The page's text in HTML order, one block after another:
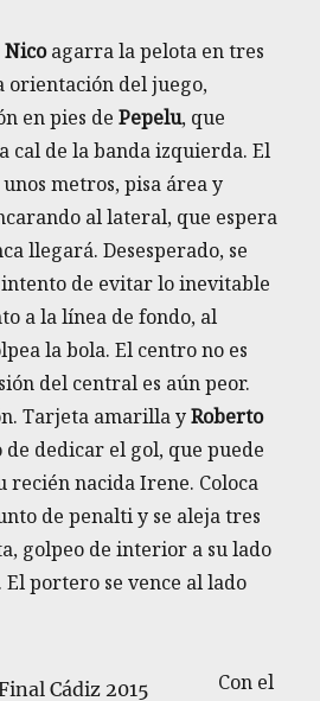
Nicoagarra la pelota en tres
orientación del juego,
en pies dePepelu, que
cal de la banda izquierda. El
metros, pisa área y
al lateral, que espera
llegará. Desesperado, se
de evitar lo inevitable
a la línea de fondo, al
la bola. El centro no es
del central es aún peor.
Tarjeta amarilla yRoberto
dedicar el gol, que puede
recién nacida Irene. Coloca
de penalti y se aleja tres
golpeo de interior a su lado
portero se vence al lado
Con el